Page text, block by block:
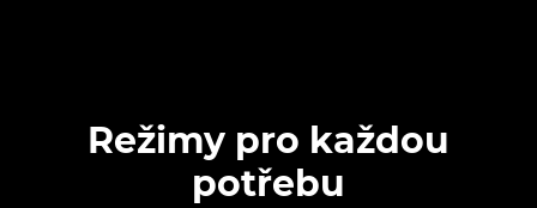
Režimy pro každou
potřebu